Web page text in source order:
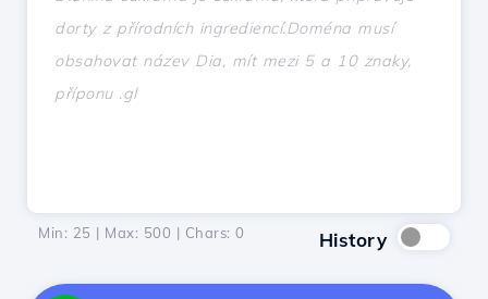
Min: 25 | Max: 500 | Chars: 0 History